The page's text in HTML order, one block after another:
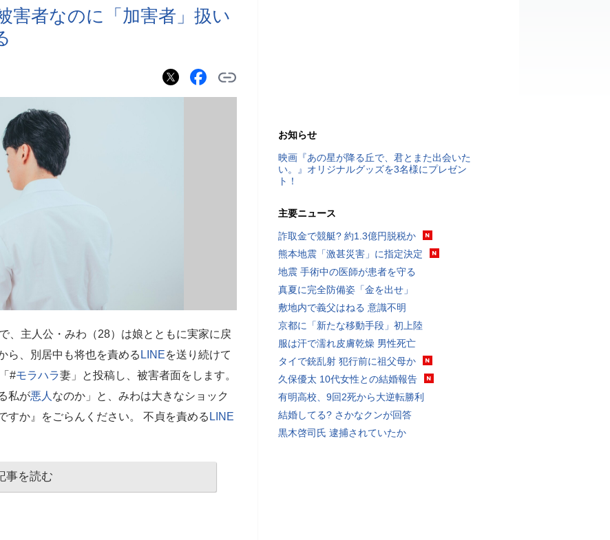
害者なのに「加害者」扱い
、主人公・みわ（28）は娘とともに実家に戻
ら、別居中も将也を責める LINEを送り続けて
#モラハラ妻」と投稿し、被害者面をします。
私が悪人 なのか」と、みわは大きなショック
すか』をごらんください。 不貞を責める LINE
事を読む
お知らせ
映画『あの星が降る丘で、君とまた出会いた
い。』オリジナルグッズを3名様にプレゼン
ト！
主要ニュース
詐取金で競艇? 約1.3億円脱税か
熊本地震「激甚災害」に指定決定
地震 手術中の医師が患者を守る
真夏に完全防備姿「金を出せ」
敷地内で義父はねる 意識不明
京都に「新たな移動手段」初上陸
服は汗で濡れ皮膚乾燥 男性死亡
タイで銃乱射 犯行前に祖父母か
久保優太 10代女性との結婚報告
有明高校、9回2死から大逆転勝利
結婚してる? さかなクンが回答
黒木啓司氏 逮捕されていたか